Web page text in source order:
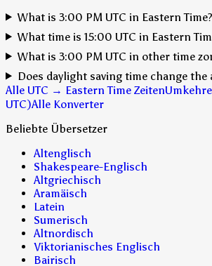
What is 3:00 PM UTC in Eastern Time?
What time is 15:00 UTC in Eastern
What is 3:00 PM UTC in other time
Does daylight saving time change the
Alle UTC → Eastern Time Zeiten
UTC)Alle Konverter
Beliebte Übersetzer
Altenglisch
Shakespeare-Englisch
Altgriechisch
Aramäisch
Latein
Sumerisch
Altnordisch
Viktorianisches Englisch
Bairisch